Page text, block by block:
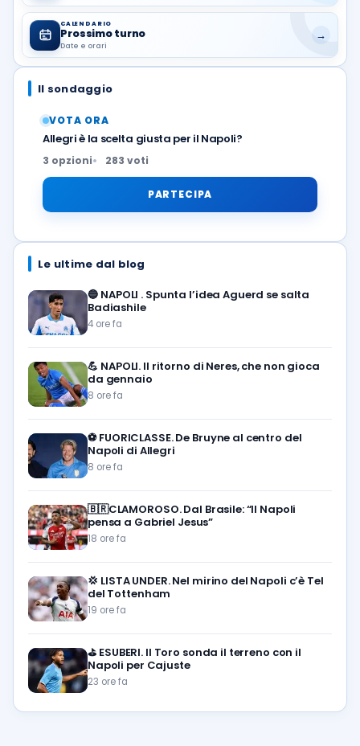
CALENDARIO
Prossimo turno
Date e orari
→
Il sondaggio
VOTA ORA
Allegri è la scelta giusta per il Napoli?
3 opzioni 283 voti
PARTECIPA
Le ultime dal blog
🔵 NAPOLI . Spunta l’idea Aguerd se salta
Badiashile
4 ore fa
💪 NAPOLI. Il ritorno di Neres, che non gioca
da gennaio
8 ore fa
⚽️ FUORICLASSE. De Bruyne al centro del
Napoli di Allegri
8 ore fa
🇧🇷CLAMOROSO. Dal Brasile: “Il Napoli
pensa a Gabriel Jesus”
18 ore fa
💢 LISTA UNDER. Nel mirino del Napoli c’è Tel
del Tottenham
19 ore fa
⛳ ESUBERI. Il Toro sonda il terreno con il
Napoli per Cajuste
23 ore fa